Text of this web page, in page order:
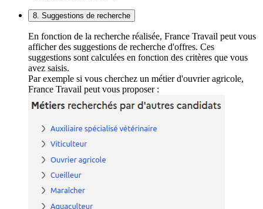
8. Suggestions de recherche
En fonction de la recherche réalisée, France Travail peut vous
afficher des suggestions de recherche d'offres. Ces
suggestions sont calculées en fonction des critères que vous
avez saisis.
Par exemple si vous cherchez un métier d'ouvrier agricole,
France Travail peut vous proposer :